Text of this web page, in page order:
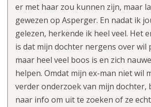
er met haar zou kunnen zijn, maar
gewezen op Asperger. En nadat ik
gelezen, herkende ik heel veel. Het
is dat mijn dochter nergens over wil
maar heel veel boos is en zich
helpen. Omdat mijn ex-man niet wil
verder onderzoek van mijn dochter,
naar info om uit te zoeken of ze